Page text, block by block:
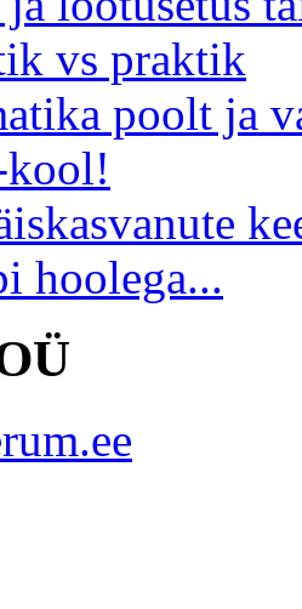
vs praktik
poolt ja
kool!
hoolega...